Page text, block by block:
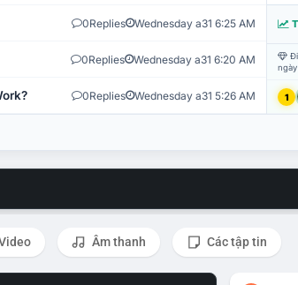
0Replies Wednesday a31 6:25 AM
0Replies Wednesday a31 6:20 AM
0Replies Wednesday a31 5:26 AM 1
Âm thanh Các tập tin